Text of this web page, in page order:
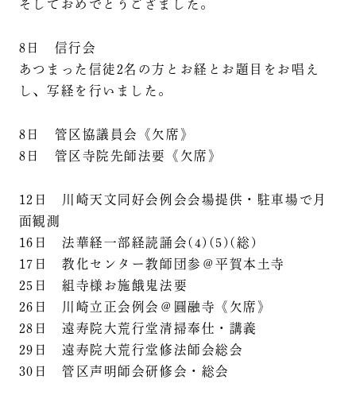
そしておめでとうござました。
8日 信行会
あつまった信徒2名の方とお経とお題目をお唱え
し、写経を行いました。
8日 管区協議員会《欠席》
8日 管区寺院先師法要《欠席》
12日 川崎天文同好会例会会場提供・駐車場で月
面観測
16日 法華経一部経読誦会(4)(5)(総)
17日 教化センター教師団参＠平賀本土寺
25日 組寺様お施餓鬼法要
26日 川崎立正会例会＠圓融寺《欠席》
28日 遠寿院大荒行堂清掃奉仕・講義
29日 遠寿院大荒行堂修法師会総会
30日 管区声明師会研修会・総会